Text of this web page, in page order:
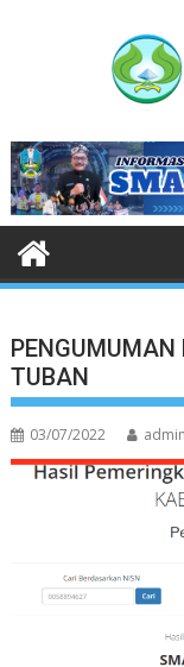
PENGUMUMAN
TUBAN
03/07/2022 admin